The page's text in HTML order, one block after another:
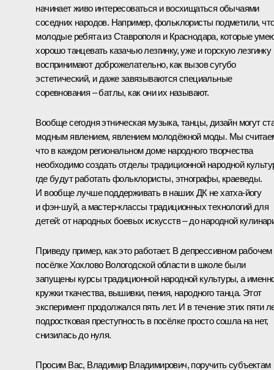
начинает живо интересоваться и восхищаться обычаями
соседних народов. Например, фольклористы подметили,
молодые ребята из Ставрополя и Краснодара, которые
хорошо танцевать казачью лезгинку, уже и горскую лезгинку
воспринимают доброжелательно, как вызов сугубо
эстетический, и даже завязываются специальные
соревнования – батлы, как они их называют.
Вообще сегодня этническая музыка, танцы, дизайн могут
модным явлением, явлением молодёжной моды. Мы
что в каждом региональном доме народного творчества
необходимо создать отделы традиционной народной
где будут работать фольклористы, этнографы, краеведы.
И вообще лучше поддерживать в наших ДК не хатха-йогу
и фэн-шуй, а мастер-классы традиционных технологий для
детей: от народных боевых искусств – до народной
Приведу пример, как это работает. В депрессивном рабочем
посёлке Хохлово Вологодской области в школе были
запущены курсы традиционной народной культуры, а
кружки ткачества, вышивки, пения, народного танца. Этот
эксперимент продолжался пять лет. И в течение этих пяти
подростковая преступность в посёлке просто сошла на нет,
снизилась до нуля.
Просим Вас, Владимир Владимирович, поручить субъектам